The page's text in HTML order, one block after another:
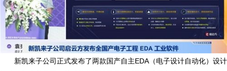
新凯来子公司正式发布了两款国产自主EDA（电子设计自动化）设计